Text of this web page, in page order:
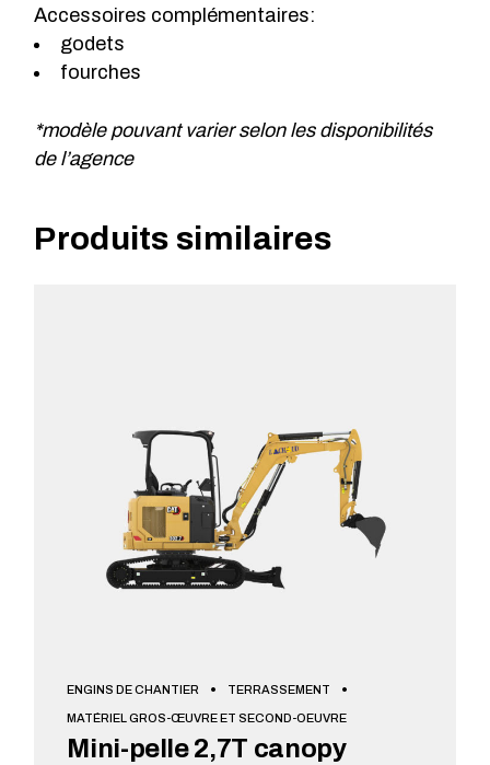
Accessoires complémentaires:
godets
fourches
*modèle pouvant varier selon les disponibilités
de l’agence
Produits similaires
ENGINS DE CHANTIER TERRASSEMENT
MATÉRIEL GROS-ŒUVRE ET SECOND-OEUVRE
Mini-pelle 2,7T canopy